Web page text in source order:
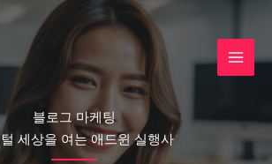
블로그 마케팅
세상을 여는 애드윈 실행사